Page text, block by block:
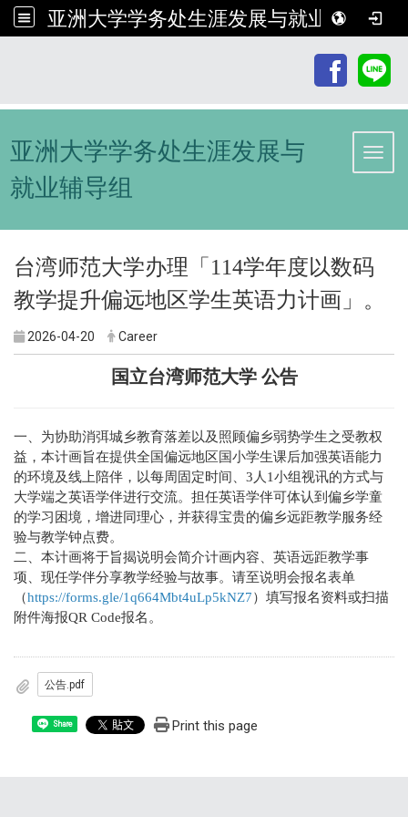
亚洲大学学务处生涯发展与就业辅导组
亚洲大学学务处生涯发展与
就业辅导组
台湾师范大学办理「114学年度以数码
教学提升偏远地区学生英语力计画」。
2026-04-20 Career
国立台湾师范大学 公告
一、为协助消弭城乡教育落差以及照顾偏乡弱势学生之受教权
益，本计画旨在提供全国偏远地区国小学生课后加强英语能力
的环境及线上陪伴，以每周固定时间、3人1小组视讯的方式与
大学端之英语学伴进行交流。担任英语学伴可体认到偏乡学童
的学习困境，增进同理心，并获得宝贵的偏乡远距教学服务经
验与教学钟点费。
二、本计画将于旨揭说明会简介计画内容、英语远距教学事
项、现任学伴分享教学经验与故事。请至说明会报名表单
（https://forms.gle/1q664Mbt4uLp5kNZ7）填写报名资料或扫描
附件海报QR Code报名。
公告.pdf
Share Print this page